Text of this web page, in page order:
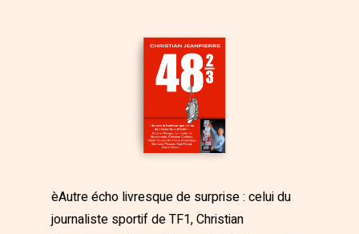
èAutre écho livresque de surprise : celui du
journaliste sportif de TF1, Christian